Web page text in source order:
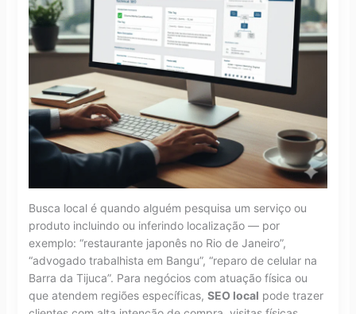
Busca local é quando alguém pesquisa um serviço ou
produto incluindo ou inferindo localização — por
exemplo: “restaurante japonês no Rio de Janeiro”,
“advogado trabalhista em Bangu”, “reparo de celular na
Barra da Tijuca”. Para negócios com atuação física ou
que atendem regiões específicas, SEO local pode trazer